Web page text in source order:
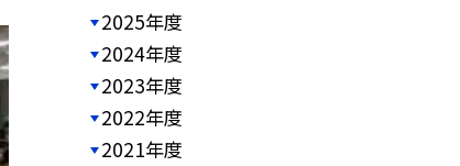
2025年度
2024年度
2023年度
2022年度
2021年度